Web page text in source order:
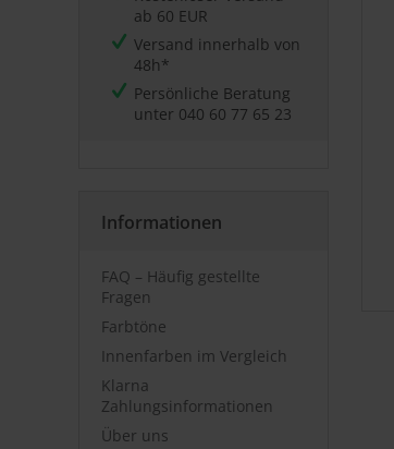
ab 60 EUR
Versand innerhalb von
48h*
Persönliche Beratung
unter 040 60 77 65 23
Informationen
FAQ – Häufig gestellte
Fragen
Farbtöne
Innenfarben im Vergleich
Klarna
Zahlungsinformationen
Über uns